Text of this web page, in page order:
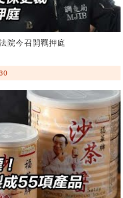
院今召開羈押庭